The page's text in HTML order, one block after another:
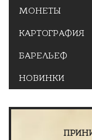
МОНЕТЫ
КАРТОГРАФИЯ
БАРЕЛЬЕФ
НОВИНКИ